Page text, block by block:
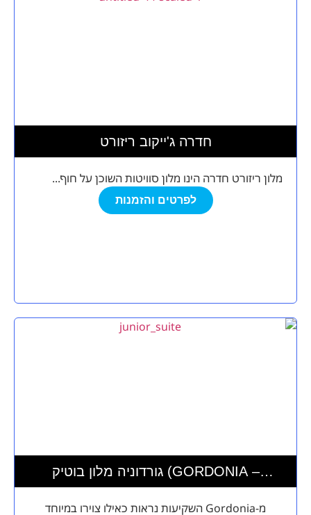
חדרה ג'ייקוב ריזורט
מלון ריזורט חדרה הינו מלון סוויטות השוכן על חוף...
לפרטים והזמנות
גורדוניה מלון בוטיק (GORDONIA –
PRIVATE HOTEL)
מ-Gordonia השקיעות נראות כאילו צוירו במיוחד